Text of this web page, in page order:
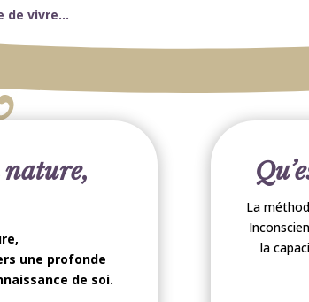
de vivre…
une profonde
de soi.
La
la